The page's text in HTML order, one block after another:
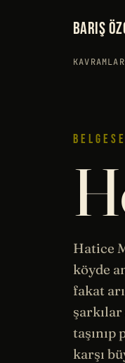
BARIŞ
KAVRAMLAR
Hatice
köyde
fakat
taşınıp
karşı